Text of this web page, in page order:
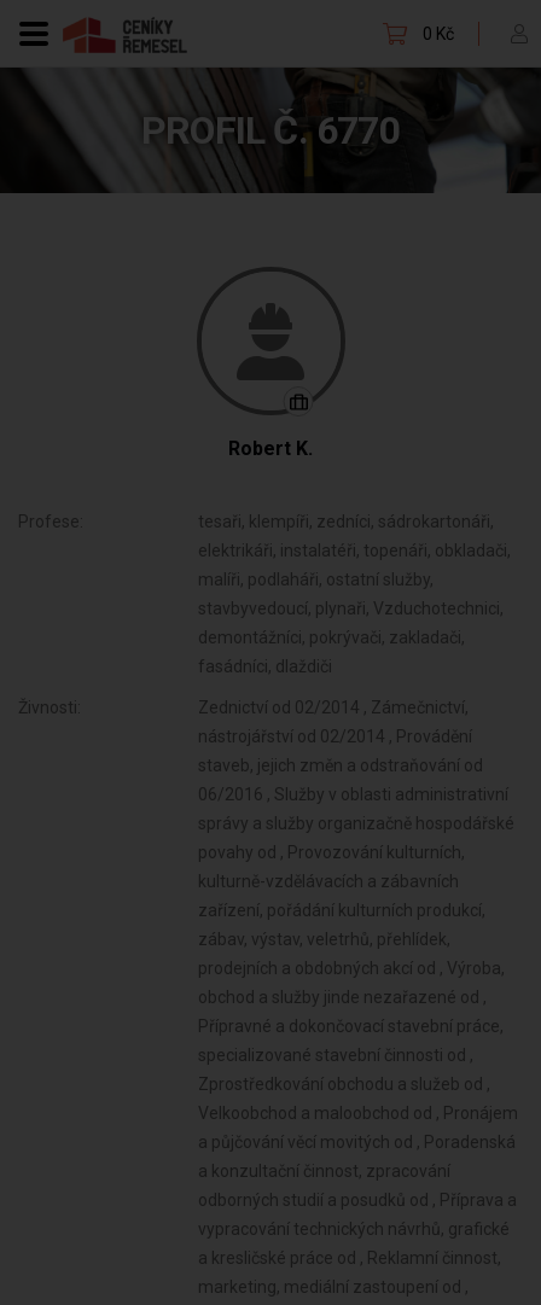
0 Kč
PROFIL Č. 6770
Robert K.
Profese:
tesaři, klempíři, zedníci, sádrokartonáři,
elektrikáři, instalatéři, topenáři, obkladači,
malíři, podlaháři, ostatní služby,
stavbyvedoucí, plynaři, Vzduchotechnici,
demontážníci, pokrývači, zakladači,
fasádníci, dlaždiči
Živnosti:
Zednictví od 02/2014 , Zámečnictví,
nástrojářství od 02/2014 , Provádění
staveb, jejich změn a odstraňování od
06/2016 , Služby v oblasti administrativní
správy a služby organizačně hospodářské
povahy od , Provozování kulturních,
kulturně-vzdělávacích a zábavních
zařízení, pořádání kulturních produkcí,
zábav, výstav, veletrhů, přehlídek,
prodejních a obdobných akcí od , Výroba,
obchod a služby jinde nezařazené od ,
Přípravné a dokončovací stavební práce,
specializované stavební činnosti od ,
Zprostředkování obchodu a služeb od ,
Velkoobchod a maloobchod od , Pronájem
a půjčování věcí movitých od , Poradenská
a konzultační činnost, zpracování
odborných studií a posudků od , Příprava a
vypracování technických návrhů, grafické
a kresličské práce od , Reklamní činnost,
marketing, mediální zastoupení od ,